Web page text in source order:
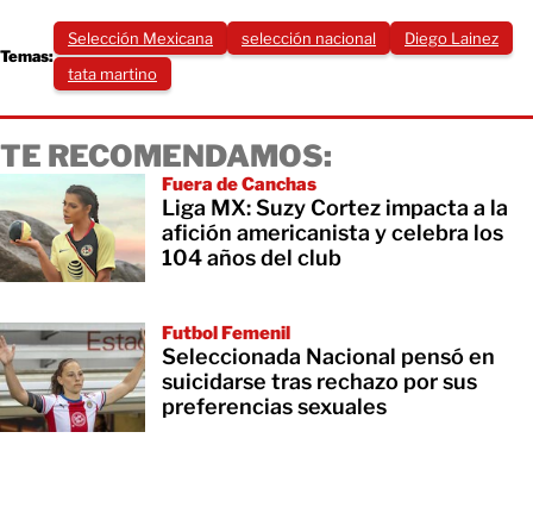
Temas:
Selección Mexicana selección nacional
Diego Lainez
tata martino
TE RECOMENDAMOS:
Fuera de Canchas
Liga MX: Suzy Cortez impacta a la
afición americanista y celebra los
104 años del club
Futbol Femenil
Seleccionada Nacional pensó en
suicidarse tras rechazo por sus
preferencias sexuales